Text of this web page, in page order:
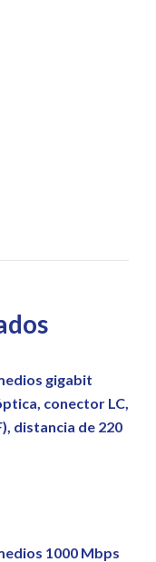
gigabit
conector LC,
distancia de 220
1000 Mbps